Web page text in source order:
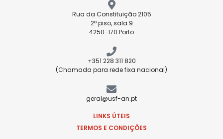
Rua da Constituição 2105
2º piso, sala 9
4250-170 Porto
+351 228 311 820
(Chamada para rede fixa nacional)
geral@usf-an.pt
LINKS ÚTEIS
TERMOS E CONDIÇÕES